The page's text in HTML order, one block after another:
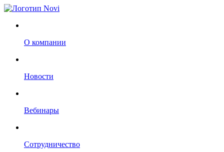
О компании
Новости
Вебинары
Сотрудничество